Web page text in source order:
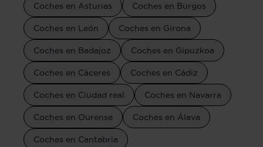
Coches en Asturias Coches en Burgos
Coches en León Coches en Girona
Coches en Badajoz Coches en Gipuzkoa
Coches en Cáceres Coches en Cádiz
Coches en Ciudad real Coches en Navarra
Coches en Ourense Coches en Álava
Coches en Cantabria